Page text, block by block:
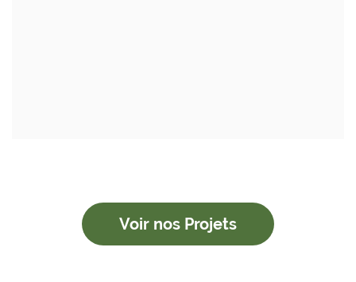
Voir nos Projets